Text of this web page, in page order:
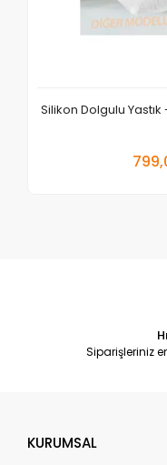
Silikon Dolgulu
Siparişleriniz
KURUMSAL